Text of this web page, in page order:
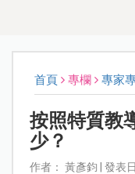
首頁 專欄 專家
按照特質教
少？
作者： 黃彥鈞 | 發表